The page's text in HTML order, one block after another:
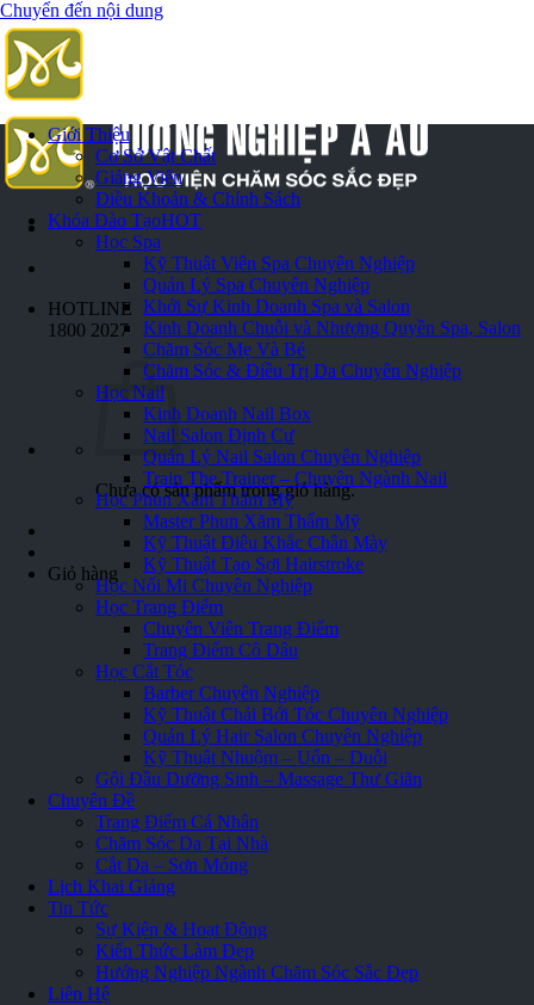
Chuyển đến nội dung
HOTLINE
1800 2027
Chưa có sản phẩm trong giỏ hàng.
Giỏ hàng
Giới Thiệu
Cơ Sở Vật Chất
Giảng Viên
Điều Khoản & Chính Sách
Khóa Đào TạoHOT
Học Spa
Kỹ Thuật Viên Spa Chuyên Nghiệp
Quản Lý Spa Chuyên Nghiệp
Khởi Sự Kinh Doanh Spa và Salon
Kinh Doanh Chuỗi và Nhượng Quyền Spa, Salon
Chăm Sóc Mẹ Và Bé
Chăm Sóc & Điều Trị Da Chuyên Nghiệp
Học Nail
Kinh Doanh Nail Box
Nail Salon Định Cư
Quản Lý Nail Salon Chuyên Nghiệp
Train The Trainer – Chuyên Ngành Nail
Học Phun Xăm Thẩm Mỹ
Master Phun Xăm Thẩm Mỹ
Kỹ Thuật Điêu Khắc Chân Mày
Kỹ Thuật Tạo Sợi Hairstroke
Học Nối Mi Chuyên Nghiệp
Học Trang Điểm
Chuyên Viên Trang Điểm
Trang Điểm Cô Dâu
Học Cắt Tóc
Barber Chuyên Nghiệp
Kỹ Thuật Chải Bới Tóc Chuyên Nghiệp
Quản Lý Hair Salon Chuyên Nghiệp
Kỹ Thuật Nhuộm – Uốn – Duỗi
Gội Đầu Dưỡng Sinh – Massage Thư Giãn
Chuyên Đề
Trang Điểm Cá Nhân
Chăm Sóc Da Tại Nhà
Cắt Da – Sơn Móng
Lịch Khai Giảng
Tin Tức
Sự Kiện & Hoạt Động
Kiến Thức Làm Đẹp
Hướng Nghiệp Ngành Chăm Sóc Sắc Đẹp
Liên Hệ